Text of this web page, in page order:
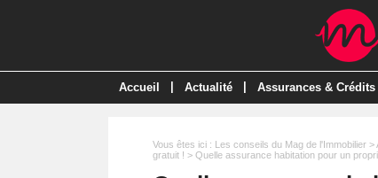
Accueil Actualité Assurances & Crédits
Vous êtes ici : Les conseils du Mag de l'Immobilier >
gratuit ! > Quelle assurance habitation pour un